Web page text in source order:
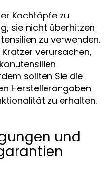
Kochtöpfe zu
sie nicht überhitzen
zu verwenden.
verursachen,
sollten Sie die
Herstellerangaben
zu erhalten.
und